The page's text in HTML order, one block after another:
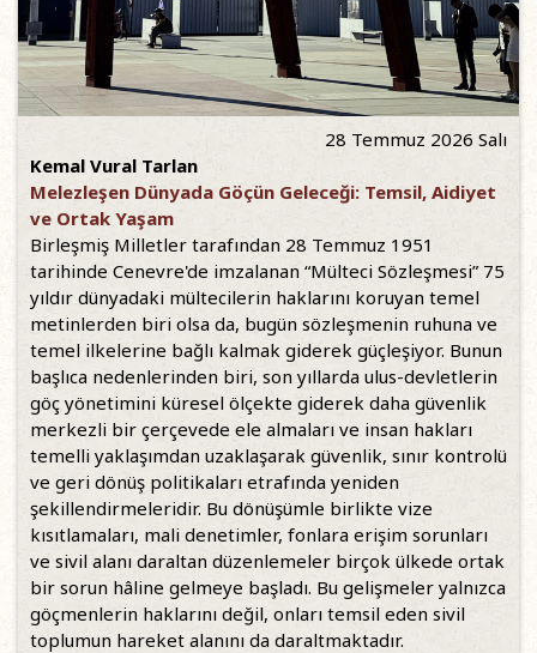
28 Temmuz 2026 Salı
Kemal Vural Tarlan
Melezleşen Dünyada Göçün Geleceği: Temsil, Aidiyet
ve Ortak Yaşam
Birleşmiş Milletler tarafından 28 Temmuz 1951
tarihinde Cenevre'de imzalanan “Mülteci Sözleşmesi” 75
yıldır dünyadaki mültecilerin haklarını koruyan temel
metinlerden biri olsa da, bugün sözleşmenin ruhuna ve
temel ilkelerine bağlı kalmak giderek güçleşiyor. Bunun
başlıca nedenlerinden biri, son yıllarda ulus-devletlerin
göç yönetimini küresel ölçekte giderek daha güvenlik
merkezli bir çerçevede ele almaları ve insan hakları
temelli yaklaşımdan uzaklaşarak güvenlik, sınır kontrolü
ve geri dönüş politikaları etrafında yeniden
şekillendirmeleridir. Bu dönüşümle birlikte vize
kısıtlamaları, mali denetimler, fonlara erişim sorunları
ve sivil alanı daraltan düzenlemeler birçok ülkede ortak
bir sorun hâline gelmeye başladı. Bu gelişmeler yalnızca
göçmenlerin haklarını değil, onları temsil eden sivil
toplumun hareket alanını da daraltmaktadır.